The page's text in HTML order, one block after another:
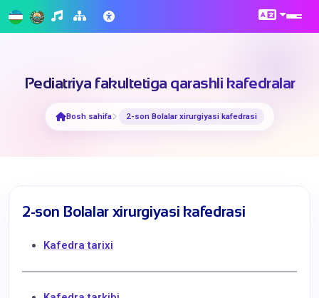
Pediatriya fakultetiga qarashli kafedralar
Bosh sahifa 2-son Bolalar xirurgiyasi kafedrasi
2-son Bolalar xirurgiyasi kafedrasi
Kafedra tarixi